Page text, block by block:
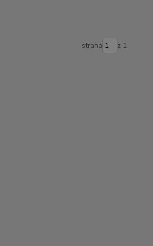
strana z 1